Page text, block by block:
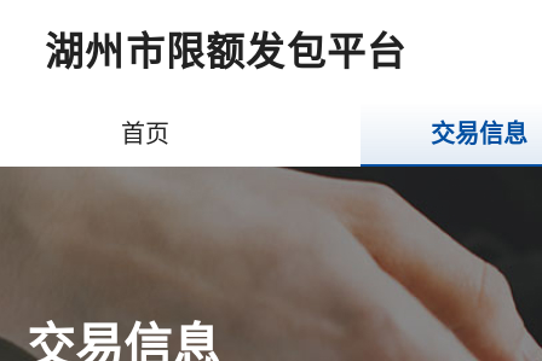
湖州市限额发包平台
首页 交易信息
交易信息